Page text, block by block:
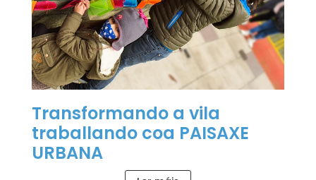
Transformando a vila
traballando coa PAISAXE
URBANA